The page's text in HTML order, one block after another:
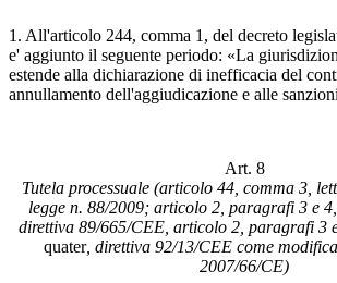
1. All'articolo 244, comma 1, del decreto
e' aggiunto il seguente periodo: «La
estende alla dichiarazione di inefficacia del
annullamento dell'aggiudicazione e alle
Art. 8
Tutela processuale (articolo 44, comma 3,
legge n. 88/2009; articolo 2, paragrafi 3 e
direttiva 89/665/CEE, articolo 2, paragrafi 3
quater, direttiva 92/13/CEE come
2007/66/CE)